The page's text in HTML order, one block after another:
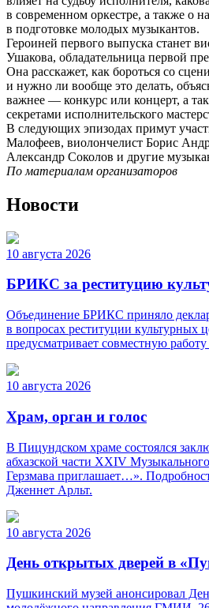
в современном оркестре, а также о
в подготовке молодых музыкантов.
Героиней первого выпуска станет
Ушакова, обладательница первой
Она расскажет, как бороться со
и нужно ли вообще это делать,
важнее — конкурс или концерт, а
секретами исполнительского
В следующих эпизодах примут
Малофеев, виолончелист Борис
Александр Соколов и другие
По материалам организаторов
Новости
10 августа 2026
БРИКС за реституцию
Объединение БРИКС приняло
в вопросах реституции культурных
предусматривает совместную
10 августа 2026
Храм, орган и голос
В Пицундском храме состоялся
абхазской части XXIV
Герзмава приглашает…».
Дженнет Арльт.
10 августа 2026
День открытых дверей в
Пушкинский музей анонсировал